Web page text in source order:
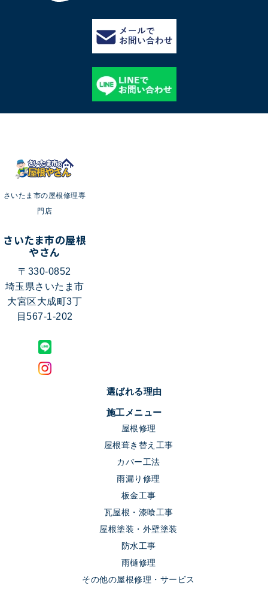
さいたま市の屋根修理専
門店
さいたま市の屋根
やさん
〒330-0852
埼玉県さいたま市
大宮区大成町3丁
目567-1-202
選ばれる理由
施工メニュー
屋根修理
屋根葺き替え工事
カバー工法
雨漏り修理
板金工事
瓦屋根・漆喰工事
屋根塗装・外壁塗装
防水工事
雨樋修理
その他の屋根修理・サービス